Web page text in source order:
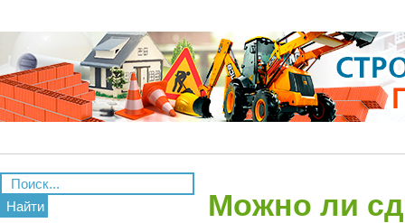
Найти Можно ли